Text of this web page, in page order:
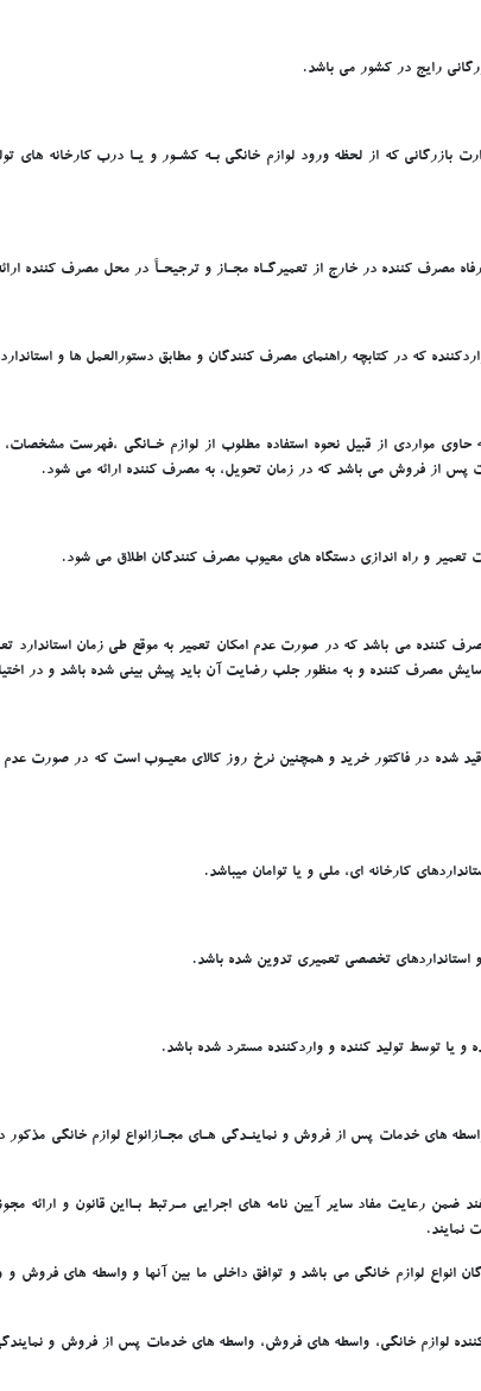
رايج در کشور مي باشد.
بازرگاني که از لحظه ورود لوازم خانگي بـه کشـور و يـا درب کارخانه
مصرف کننده در خارج از تعميرگـاه مجـاز و ترجيحـاً در محل مصرف کننده
که در کتابچه راهنماي مصرف کنندگان و مطابق دستورالعمل ها و
مواردي از قبيل نحوه استفاده مطلوب از لوازم خـانگي ،فهرست
پس از فروش مي باشد که در زمان تحويل، به مصرف کننده ارائه مي شود.
تعمير و راه اندازي دستگاه هاي معيوب مصرف کنندگان اطلاق مي شود.
کننده مي باشد که در صورت عدم امکان تعمير به موقع طي زمان استاندارد
مصرف کننده و به منظور جلب رضايت آن بايد پيش بيني شده باشد و در
شده در فاکتور خريد و همچنين نرخ روز کالاي معيـوب است که در صورت عدم
کارخانه اي، ملي و يا توامان ميباشد.
و استانداردهاي تخصصي تعميري تدوين شده باشد.
يا توسط توليد کننده و واردکننده مسترد شده باشد.
ضمن رعايت مفاد ساير آيين نامه هاي اجرايي مـرتبط بـااين قانون و ارائه
نمايند.
انواع لوازم خانگي مي باشد و توافق داخلي ما بين آنها و واسطه هاي
لوازم خانگي، واسطه هاي فروش، واسطه هاي خدمات پس از فروش و